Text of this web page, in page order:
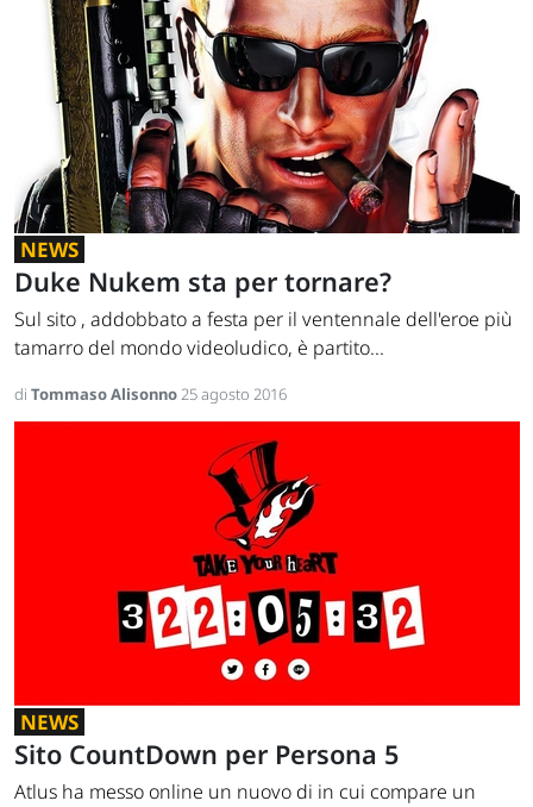
NEWS
Duke Nukem sta per tornare?
Sul sito , addobbato a festa per il ventennale dell'eroe più
tamarro del mondo videoludico, è partito...
di Tommaso Alisonno25 agosto 2016
NEWS
Sito CountDown per Persona 5
Atlus ha messo online un nuovo di in cui compare un